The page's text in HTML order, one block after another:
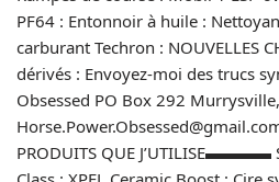
PF64 : Entonnoir à huile :
carburant Techron : NOUVELLES
dérivés : Envoyez-moi des trucs
Obsessed PO Box 292
PRODUITS QUE J’UTILISE▬▬▬▬